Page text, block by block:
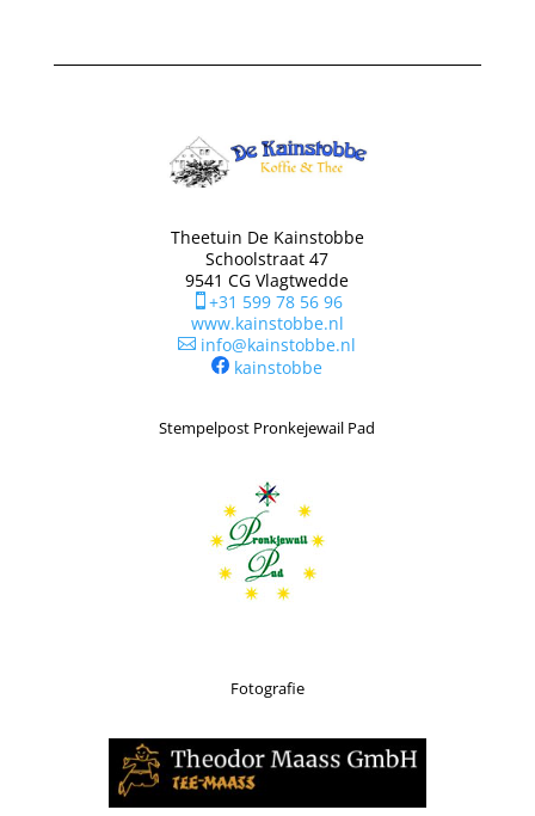
Theetuin De Kainstobbe
Schoolstraat 47
9541 CG Vlagtwedde
+31 599 78 56 96
www.kainstobbe.nl
 info@kainstobbe.nl
kainstobbe
Stempelpost Pronkejewail Pad
Fotografie